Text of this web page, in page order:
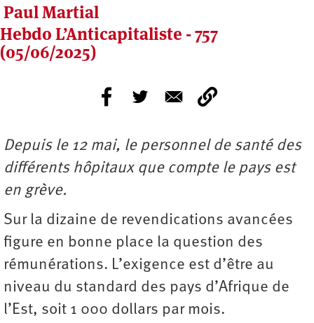
Paul Martial
Hebdo L’Anticapitaliste - 757
(05/06/2025)
Depuis le 12 mai, le personnel de santé des
différents hôpitaux que compte le pays est
en grève.
Sur la dizaine de revendications avancées
figure en bonne place la question des
rémunérations. L’exigence est d’être au
niveau du standard des pays d’Afrique de
l’Est, soit 1 000 dollars par mois.